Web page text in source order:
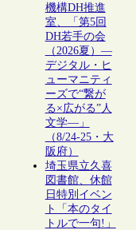
機構DH推進
室、「第5回
DH若手の会
（2026夏）―
デジタル・ヒ
ューマニティ
ーズで“繋が
る×広がる”人
文学―」
（8/24-25・大
阪府）
埼玉県立久喜
図書館、休館
日特別イベン
ト「本のタイ
トルで一句!」